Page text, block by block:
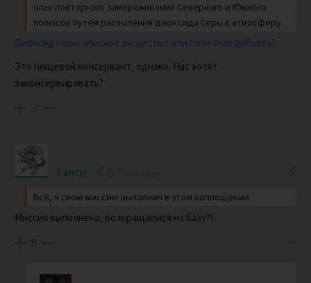
план повторного замораживания Северного и Южного
полюсов путем распыления диоксида серы в атмосферу.
Диоксид серы: опасное вещество или полезная добавка?
Это пищевой консервант, однако. Нас хотят
законсервировать?
-2
Fenrir
Всё, я свою миссию выполнил в этом воплощении
Миссия выполнена, возвращаемся на базу?!
9